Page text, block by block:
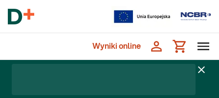
Wyniki online